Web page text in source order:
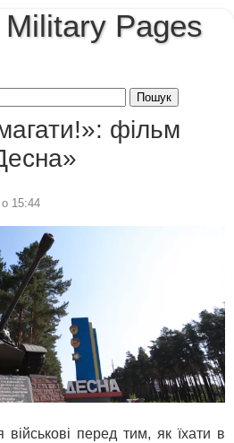
Pages
фільм
о 15:44
перед тим, як їхати в